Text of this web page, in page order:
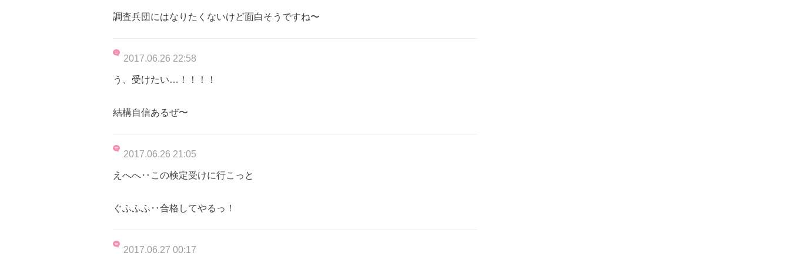
調査兵団にはなりたくないけど面白そうですね〜
2017.06.26 22:58
う、受けたい…！！！！
結構自信あるぜ〜
2017.06.26 21:05
えへへ‥この検定受けに行こっと
ぐふふふ‥合格してやるっ！
2017.06.27 00:17